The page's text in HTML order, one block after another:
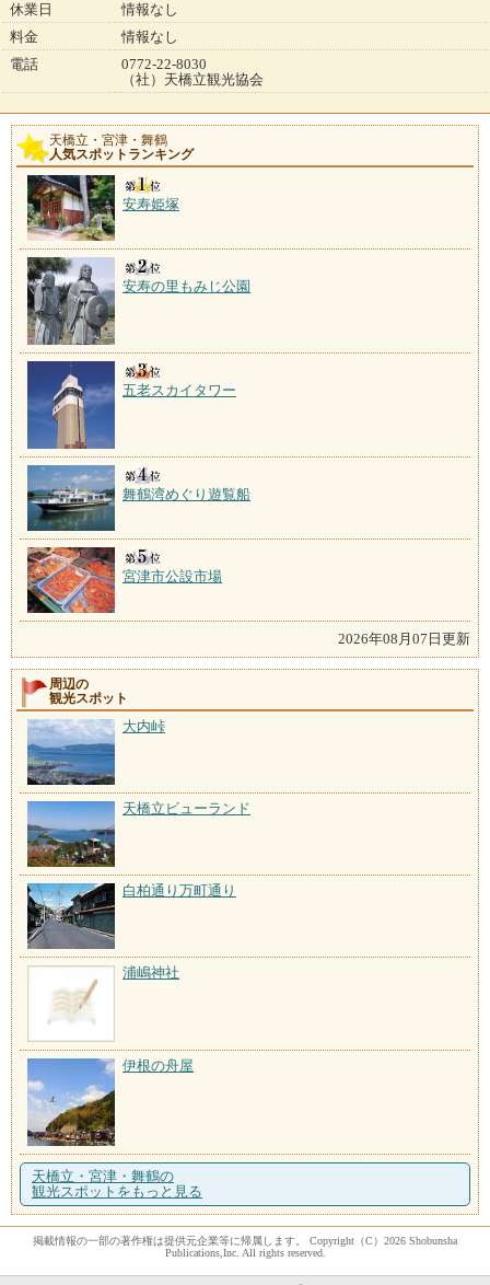
休業日
情報なし
料金
情報なし
電話
0772-22-8030
（社）天橋立観光協会
天橋立・宮津・舞鶴
人気スポットランキング
安寿姫塚
安寿の里もみじ公園
五老スカイタワー
舞鶴湾めぐり遊覧船
宮津市公設市場
2026年08月07日更新
周辺の
観光スポット
大内峠
天橋立ビューランド
白柏通り万町通り
浦嶋神社
伊根の舟屋
天橋立・宮津・舞鶴の
観光スポットをもっと見る
掲載情報の一部の著作権は提供元企業等に帰属します。 Copyright（C）2026 Shobunsha
Publications,Inc. All rights reserved.